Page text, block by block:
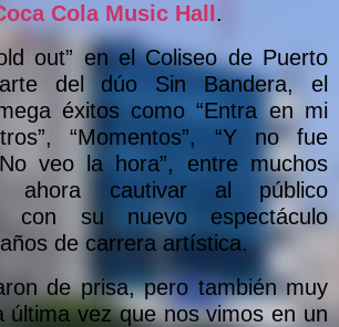
Cola Music Hall .
out” en el Coliseo de Puerto
del dúo Sin Bandera, el
éxitos como “Entra en mi
“Momentos”, “Y no fue
veo la hora”, entre muchos
ahora cautivar al público
con su nuevo espectáculo
de carrera artística.
de prisa, pero también muy
última vez que nos vimos en un